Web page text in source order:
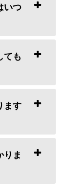
いつ
ても
ます
りま